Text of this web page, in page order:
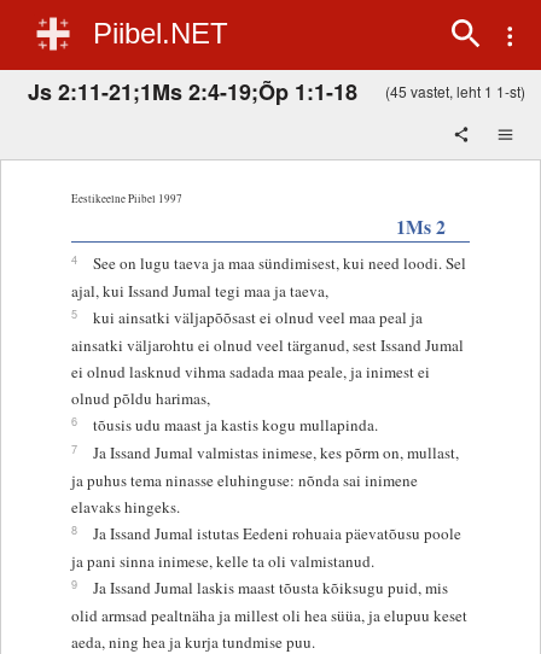
Piibel.NET
Js 2:11-21;1Ms 2:4-19;Õp 1:1-18 (45 vastet, leht 1 1-st)
Eestikeelne Piibel 1997
1Ms 2
4
See on lugu taeva ja maa sündimisest, kui need loodi. Sel
ajal, kui Issand Jumal tegi maa ja taeva,
5
kui ainsatki väljapõõsast ei olnud veel maa peal ja
ainsatki väljarohtu ei olnud veel tärganud, sest Issand Jumal
ei olnud lasknud vihma sadada maa peale, ja inimest ei
olnud põldu harimas,
6 tõusis udu maast ja kastis kogu mullapinda.
7
Ja Issand Jumal valmistas inimese, kes põrm on, mullast,
ja puhus tema ninasse eluhinguse: nõnda sai inimene
elavaks hingeks.
8
Ja Issand Jumal istutas Eedeni rohuaia päevatõusu poole
ja pani sinna inimese, kelle ta oli valmistanud.
9
Ja Issand Jumal laskis maast tõusta kõiksugu puid, mis
olid armsad pealtnäha ja millest oli hea süüa, ja elupuu keset
aeda, ning hea ja kurja tundmise puu.